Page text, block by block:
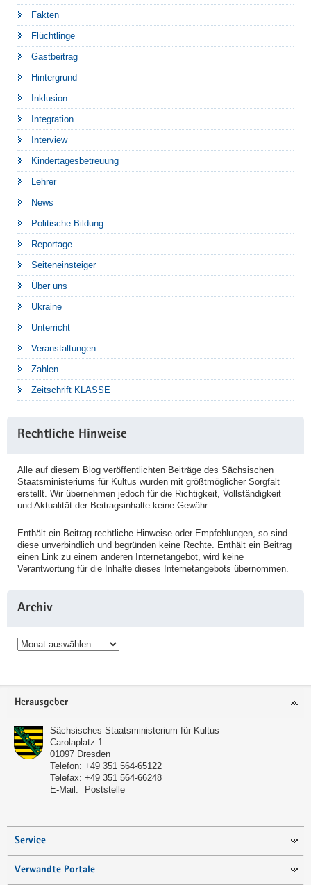
Fakten
Flüchtlinge
Gastbeitrag
Hintergrund
Inklusion
Integration
Interview
Kindertagesbetreuung
Lehrer
News
Politische Bildung
Reportage
Seiteneinsteiger
Über uns
Ukraine
Unterricht
Veranstaltungen
Zahlen
Zeitschrift KLASSE
Rechtliche Hinweise
Alle auf diesem Blog veröffentlichten Beiträge des Sächsischen
Staatsministeriums für Kultus wurden mit größtmöglicher Sorgfalt
erstellt. Wir übernehmen jedoch für die Richtigkeit, Vollständigkeit
und Aktualität der Beitragsinhalte keine Gewähr.
Enthält ein Beitrag rechtliche Hinweise oder Empfehlungen, so sind
diese unverbindlich und begründen keine Rechte. Enthält ein Beitrag
einen Link zu einem anderen Internetangebot, wird keine
Verantwortung für die Inhalte dieses Internetangebots übernommen.
Archiv
Archiv
Service
Herausgeber
Sächsisches Staatsministerium für Kultus
Carolaplatz 1
01097 Dresden
Telefon: +49 351 564-65122
Telefax: +49 351 564-66248
E-Mail:
Poststelle
Service
Verwandte Portale